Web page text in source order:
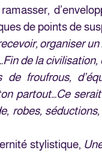
de points de
organiser
de la civilisation,
de froufrous,
partout…Ce
robes,
stylistique,